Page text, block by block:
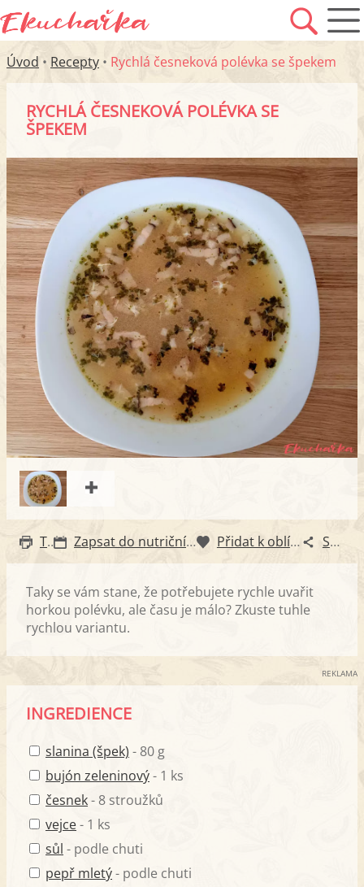
Úvod • Recepty • Rychlá česneková polévka se špekem
RYCHLÁ ČESNEKOVÁ POLÉVKA SE
ŠPEKEM
Tisk Zapsat do nutričního diáře Přidat k oblíbeným Sdílet
Taky se vám stane, že potřebujete rychle uvařit
horkou polévku, ale času je málo? Zkuste tuhle
rychlou variantu.
REKLAMA
INGREDIENCE
slanina (špek) - 80 g
bujón zeleninový- 1 ks
česnek- 8 stroužků
vejce- 1 ks
sůl - podle chuti
pepř mletý- podle chuti